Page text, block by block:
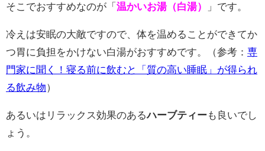
そこでおすすめなのが「 温かいお湯（白湯） 」です。
冷えは安眠の大敵ですので、体を温めることができてか
つ胃に負担をかけない白湯がおすすめです。（参考： 専
門家に聞く！寝る前に飲むと「質の高い睡眠」が得られ
る飲み物）
あるいはリラックス効果のあるハーブティーも良いでし
ょう。